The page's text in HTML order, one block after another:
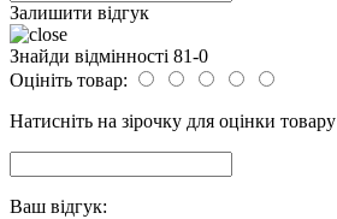
Залишити відгук
Знайди відмінності 81-0
Оцініть товар:
Натисніть на зірочку для оцінки товару
Ваш відгук: